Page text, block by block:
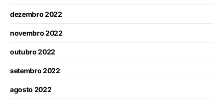
dezembro 2022
novembro 2022
outubro 2022
setembro 2022
agosto 2022